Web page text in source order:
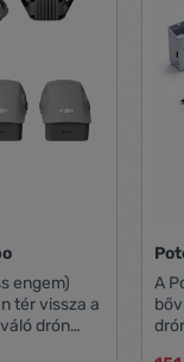
engem)
tér vissza a
A